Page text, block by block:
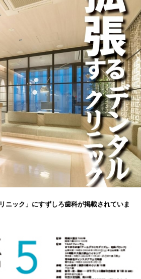
ニック」にすずしろ歯科が掲載されていま